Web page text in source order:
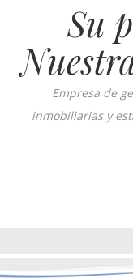
Su
Empresa de
inmobiliarias y